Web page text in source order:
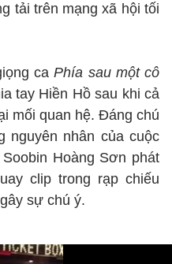
tải trên mạng xã hội tối
caPhía sau một cô
tay Hiền Hồ sau khi cả
mối quan hệ. Đáng chú
nguyên nhân của cuộc
Hoàng Sơn phát
clip trong rạp chiếu
sự chú ý.